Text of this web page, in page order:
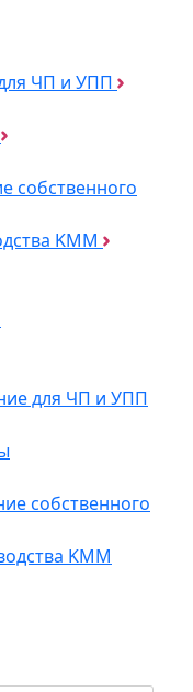
ЧП и УПП
собственного
KMM
для ЧП и УПП
собственного
KMM